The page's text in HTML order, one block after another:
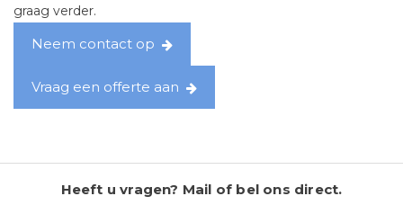
graag verder.
Neem contact op
Vraag een offerte aan
Heeft u vragen? Mail of bel ons direct.